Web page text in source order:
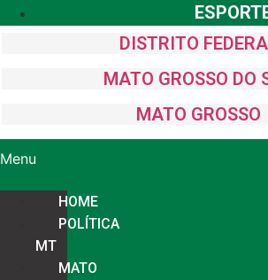
DISTRITO
MATO GROSSO DO
MATO GROSSO
Menu
HOME
POLÍTICA
MT
MATO